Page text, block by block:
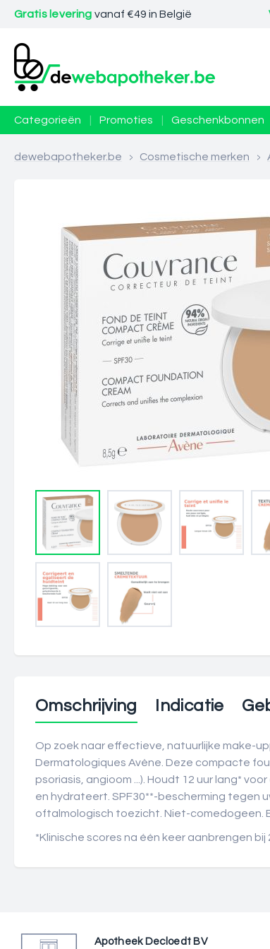
Gratis levering vanaf €49 in België
Categorieën Promoties Geschenkbonnen
dewebapotheker.be > Cosmetische merken >
Omschrijving Indicatie
Op zoek naar effectieve, natuurlijke make-
Dermatologiques Avène. Deze compacte
psoriasis, angioom ...). Houdt 12 uur lang*
en hydrateert. SPF30**-bescherming tegen
oftalmologisch toezicht. Niet-comedogeen.
*Klinische scores na één keer aanbrengen
Apotheek Decloedt BV